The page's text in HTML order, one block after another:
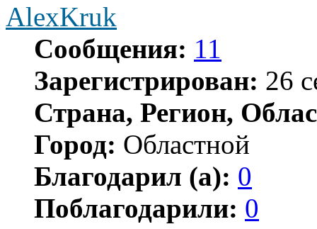
AlexKruk
Сообщения: 11
Зарегистрирован: 26
Страна, Регион,
Город: Областной
Благодарил (а): 0
Поблагодарили: 0